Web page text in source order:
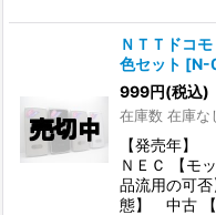
ＮＴＴドコ
色セット [N-
999円(税込)
在庫数 在庫な
【発売年
ＮＥＣ 【モ
品流用の可
態】 中古 【